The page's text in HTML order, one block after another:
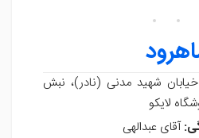
شهید مدنی (نادر)، نبش
آقای عبدالهی